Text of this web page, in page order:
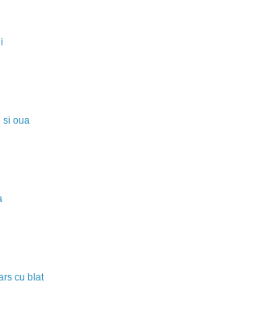
si oua
cu blat